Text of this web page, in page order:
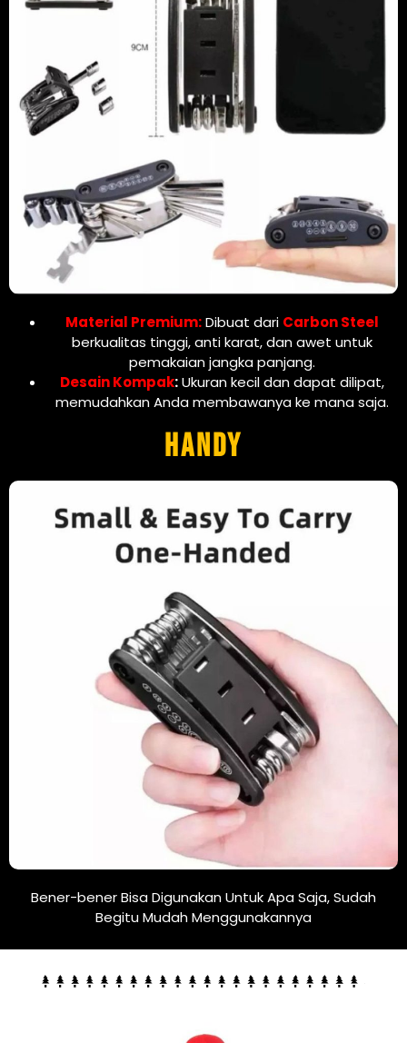
Material Premium:Dibuat dari Carbon Steel
berkualitas tinggi, anti karat, dan awet untuk
pemakaian jangka panjang.
Desain Kompak:Ukuran kecil dan dapat dilipat,
memudahkan Anda membawanya ke mana saja.
Handy
Bener-bener Bisa Digunakan Untuk Apa Saja, Sudah
Begitu Mudah Menggunakannya